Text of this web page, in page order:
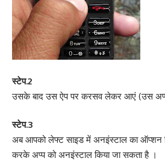
स्टेप.2
उसके बाद उस ऐप पर करसव लेकर आएं (उस
स्टेप.3
अब आपको लेफ्ट साइड में अनइंस्टाल का ऑप्शन
करके अप्प को अनइंस्टाल किया जा सकता है ।